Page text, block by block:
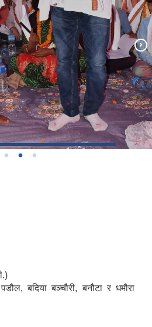
बदिया बञ्चौरी, बनौटा र धमौरा